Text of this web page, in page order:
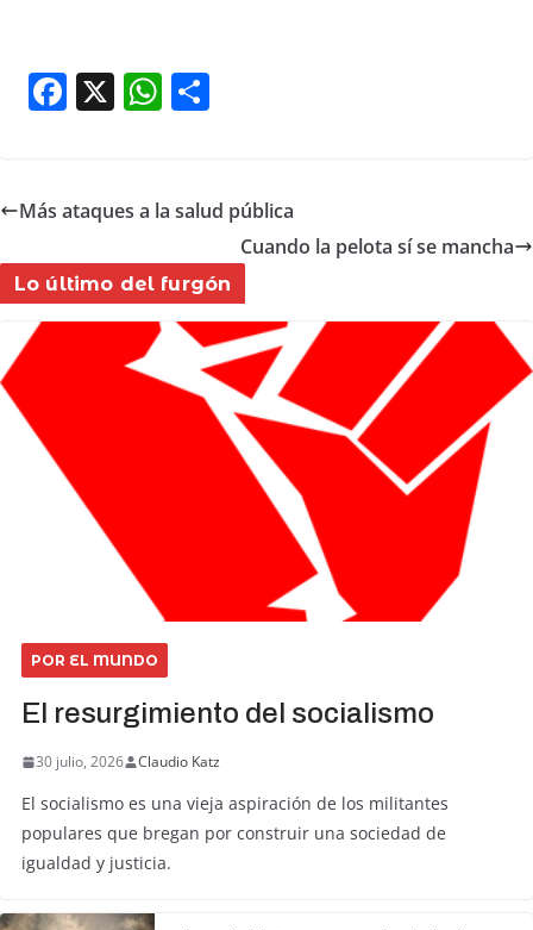
F
e
o
o
X W
s
p
p
e
Más ataques a la salud pública
Cuando la pelota sí se mancha
Lo último del furgón
POR EL MUNDO
El resurgimiento del socialismo
30 julio, 2026 Claudio Katz
El socialismo es una vieja aspiración de los militantes
populares que bregan por construir una sociedad de
igualdad y justicia.